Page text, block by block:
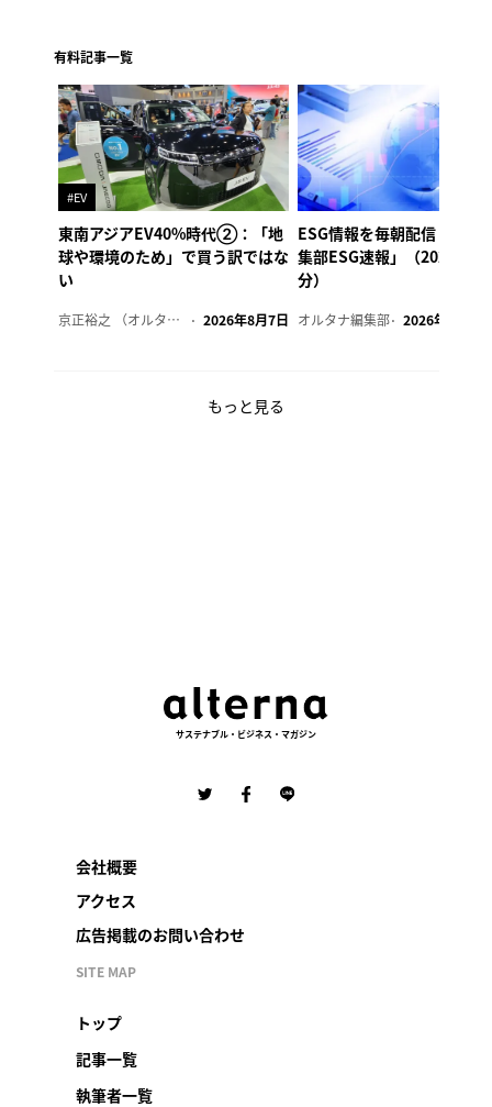
有料記事一覧
#EV
東南アジアEV40%時代②：「地
球や環境のため」で買う訳ではな
い
京正裕之 （オルタナ副編集長） 2026年8月7日
ESG情報を毎朝配信「オル
集部ESG速報」（2026年8
分）
オルタナ編集部 2026年8月7日
もっと見る
サステナブル・ビジネス・マガジン
会社概要
アクセス
広告掲載のお問い合わせ
SITE MAP
トップ
記事一覧
執筆者一覧